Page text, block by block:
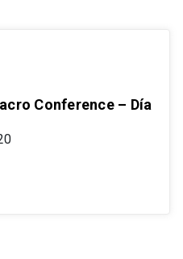
Conference – Día